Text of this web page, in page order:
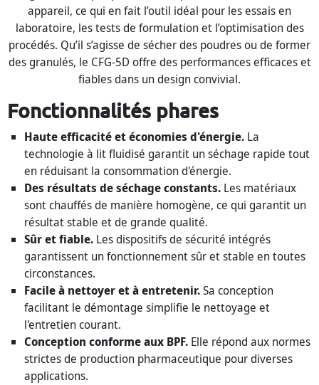
appareil, ce qui en fait l’outil idéal pour les essais en
laboratoire, les tests de formulation et l’optimisation des
procédés. Qu’il s’agisse de sécher des poudres ou de former
des granulés, le CFG-5D offre des performances efficaces et
fiables dans un design convivial.
Fonctionnalités phares
Haute efficacité et économies d'énergie. La
technologie à lit fluidisé garantit un séchage rapide tout
en réduisant la consommation d'énergie.
Des résultats de séchage constants. Les matériaux
sont chauffés de manière homogène, ce qui garantit un
résultat stable et de grande qualité.
Sûr et fiable. Les dispositifs de sécurité intégrés
garantissent un fonctionnement sûr et stable en toutes
circonstances.
Facile à nettoyer et à entretenir.Sa conception
facilitant le démontage simplifie le nettoyage et
l'entretien courant.
Conception conforme aux BPF. Elle répond aux normes
strictes de production pharmaceutique pour diverses
applications.